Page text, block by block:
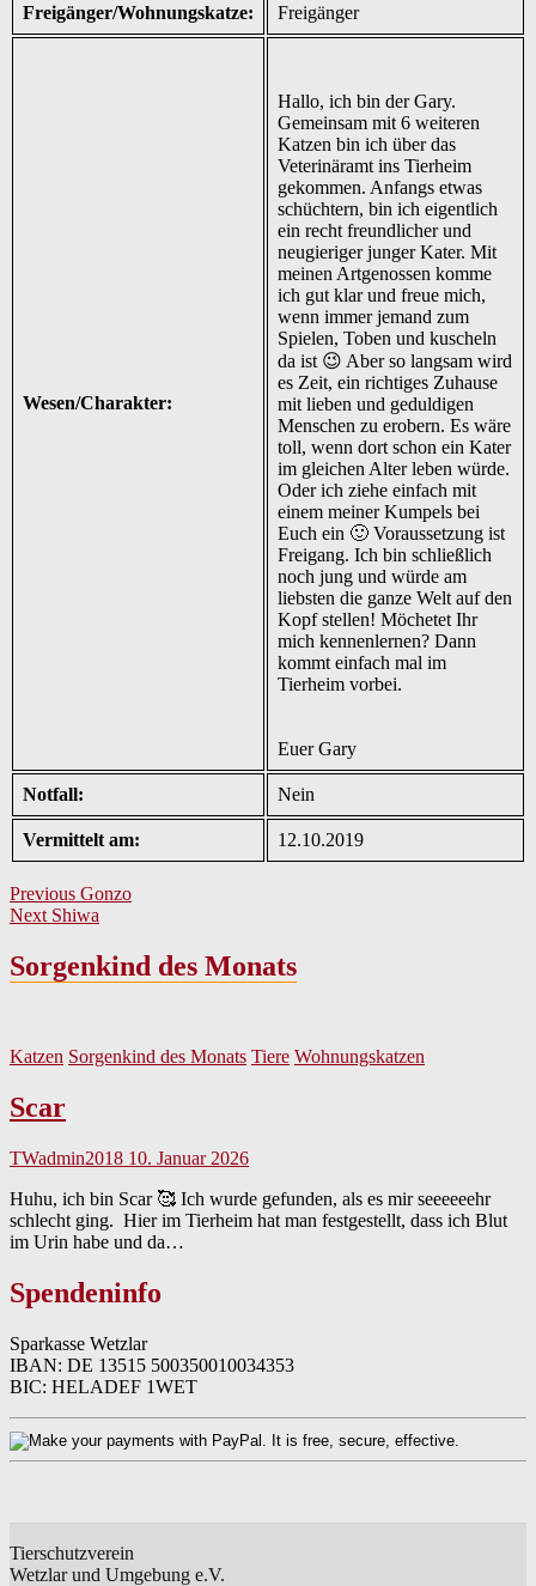
Freigänger/Wohnungskatze: Freigänger
Wesen/Charakter:
Hallo, ich bin der Gary.
Gemeinsam mit 6 weiteren
Katzen bin ich über das
Veterinäramt ins Tierheim
gekommen. Anfangs etwas
schüchtern, bin ich eigentlich
ein recht freundlicher und
neugieriger junger Kater. Mit
meinen Artgenossen komme
ich gut klar und freue mich,
wenn immer jemand zum
Spielen, Toben und kuscheln
da ist 😉 Aber so langsam wird
es Zeit, ein richtiges Zuhause
mit lieben und geduldigen
Menschen zu erobern. Es wäre
toll, wenn dort schon ein Kater
im gleichen Alter leben würde.
Oder ich ziehe einfach mit
einem meiner Kumpels bei
Euch ein 🙂 Voraussetzung ist
Freigang. Ich bin schließlich
noch jung und würde am
liebsten die ganze Welt auf den
Kopf stellen! Möchetet Ihr
mich kennenlernen? Dann
kommt einfach mal im
Tierheim vorbei.
Euer Gary
Notfall: Nein
Vermittelt am: 12.10.2019
Beitragsnavigation
Previous Previous
post:
Gonzo
Next Next
Shiwa
Sorgenkind des Monats
Katzen Sorgenkind des Monats Tiere Wohnungskatzen
Scar
TWadmin2018 10. Januar 2026
Huhu, ich bin Scar 🥰 Ich wurde gefunden, als es mir seeeeeehr
schlecht ging. Hier im Tierheim hat man festgestellt, dass ich Blut
im Urin habe und da…
Spendeninfo
Sparkasse Wetzlar
IBAN: DE 13515 500350010034353
BIC: HELADEF 1WET
Tierschutzverein
Wetzlar und Umgebung e.V.